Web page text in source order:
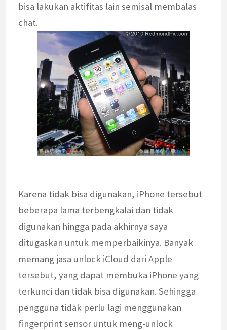
bisa lakukan aktifitas lain semisal membalas
chat.
Karena tidak bisa digunakan, iPhone tersebut
beberapa lama terbengkalai dan tidak
digunakan hingga pada akhirnya saya
ditugaskan untuk memperbaikinya. Banyak
memang jasa unlock iCloud dari Apple
tersebut, yang dapat membuka iPhone yang
terkunci dan tidak bisa digunakan. Sehingga
pengguna tidak perlu lagi menggunakan
fingerprint sensor untuk meng-unlock